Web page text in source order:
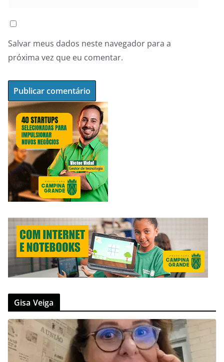
Salvar meus dados neste navegador para a
próxima vez que eu comentar.
Gisa Veiga